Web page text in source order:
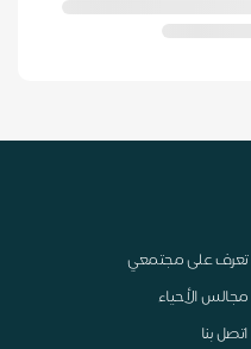
تعرف على مجتمعي
مجالس الأحياء
اتصل بنا